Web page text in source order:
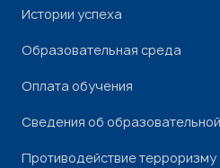
Истории успеха
Образовательная среда
Оплата обучения
Сведения об
Противодействие терроризму